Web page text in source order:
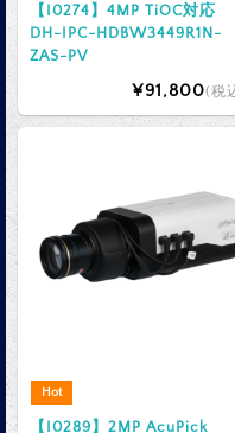
【I0274】4MP TiOC対応
DH-IPC-HDBW3449R1N-
ZAS-PV
¥91,800(税
Hot
【I0289】2MP AcuPick